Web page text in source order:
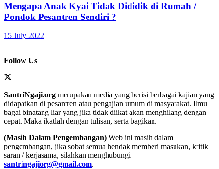
Mengapa Anak Kyai Tidak Dididik di Rumah /
Pondok Pesantren Sendiri ?
15 July 2022
Follow Us
SantriNgaji.org merupakan media yang berisi berbagai kajian yang
didapatkan di pesantren atau pengajian umum di masyarakat. Ilmu
bagai binatang liar yang jika tidak diikat akan menghilang dengan
cepat. Maka ikatlah dengan tulisan, serta bagikan.
(Masih Dalam Pengembangan) Web ini masih dalam
pengembangan, jika sobat semua hendak memberi masukan, kritik
saran / kerjasama, silahkan menghubungi
santringajiorg@gmail.com.